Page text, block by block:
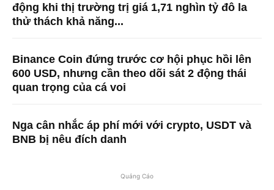
động khi thị trường trị giá 1,71 nghìn tỷ đô la
thử thách khả năng...
Binance Coin đứng trước cơ hội phục hồi lên
600 USD, nhưng cần theo dõi sát 2 động thái
quan trọng của cá voi
Nga cân nhắc áp phí mới với crypto, USDT và
BNB bị nêu đích danh
Quảng Cáo